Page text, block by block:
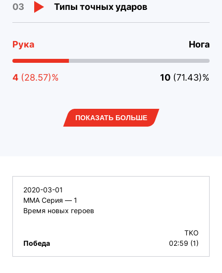
03 Типы точных ударов
Рука Нога
4 (28.57)% 10 (71.43)%
ПОКАЗАТЬ БОЛЬШЕ
2020-03-01
ММА Серия — 1
Время новых героев
Победа
TKO
02:59 (1)